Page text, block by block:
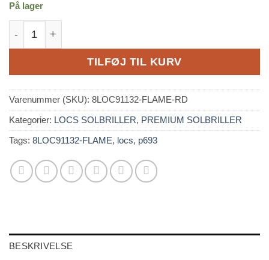
På lager
TILFØJ TIL KURV
Varenummer (SKU): 8LOC91132-FLAME-RD
Kategorier: LOCS SOLBRILLER, PREMIUM SOLBRILLER
Tags: 8LOC91132-FLAME, locs, p693
BESKRIVELSE